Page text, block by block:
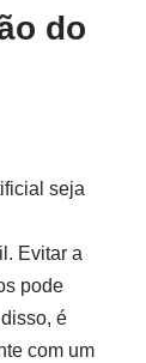
do
seja
Evitar a
pode
é
com um